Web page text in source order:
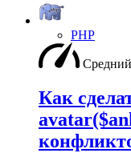
PHP
Средний
Как